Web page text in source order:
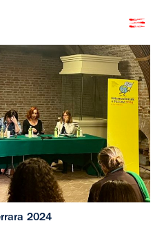
2024